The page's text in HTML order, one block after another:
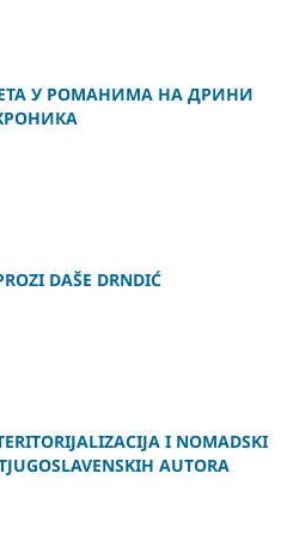
У РОМАНИМА НА ДРИНИ
DAŠE DRNDIĆ
I NOMADSKI
AUTORA